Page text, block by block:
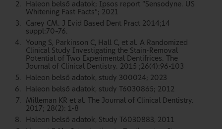
Haleon belső adatok; Ipsos report “Sensodyne. US
Whitening Fast Facts”; 2021
Carey CM. J Evid Based Dent Pract 2014;14
suppl:70–76.
Young S, Parkinson C, Hall C, et al. A Randomized
Clinical Study Investigating the Stain-Removal
Potential of Two Experimental Dentifrices. The
Journal of Clinical Dentistry. 2015 ;26(4):96-103
Haleon belső adatok, study 300024; 2023
Haleon belső adatok, study T6030865; 2012
Milleman KR et al. The Journal of Clinical Dentistry.
2017; 28(2): 1-8
Haleon belső adatok, Study T6030883, 2011